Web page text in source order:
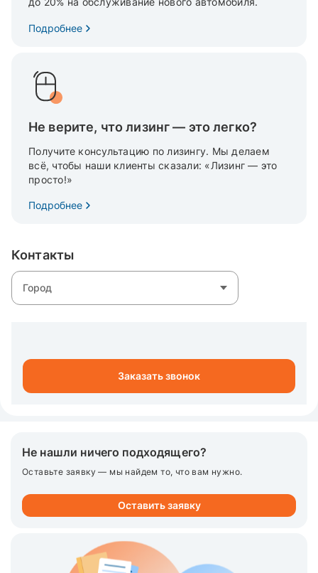
Подробнее
Не верите, что лизинг — это легко?
Получите консультацию по лизингу. Мы делаем
всё, чтобы наши клиенты сказали: «Лизинг — это
просто!»
Подробнее
Контакты
Город
Заказать звонок
Не нашли ничего подходящего?
Оставьте заявку — мы найдем то, что вам нужно.
Оставить заявку